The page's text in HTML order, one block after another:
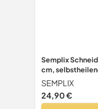
Semplix
cm,
Hobby (Pink-Lila)
SEMPLIX
24,90 €